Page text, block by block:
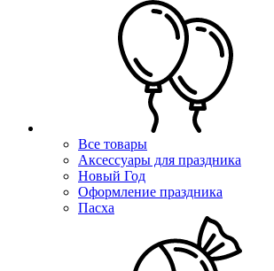
Все товары
Аксессуары для праздника
Новый Год
Оформление праздника
Пасха